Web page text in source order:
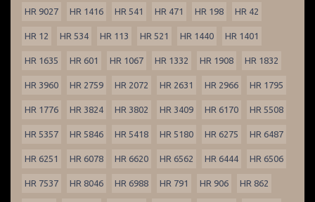
HR 9027 HR 1416 HR 541 HR 471 HR 198 HR 42
HR 12 HR 534 HR 113 HR 521 HR 1440 HR 1401
HR 1635 HR 601 HR 1067 HR 1332 HR 1908 HR 1832
HR 3960 HR 2759 HR 2072 HR 2631 HR 2966 HR 1795
HR 1776 HR 3824 HR 3802 HR 3409 HR 6170 HR 5508
HR 5357 HR 5846 HR 5418 HR 5180 HR 6275 HR 6487
HR 6251 HR 6078 HR 6620 HR 6562 HR 6444 HR 6506
HR 7537 HR 8046 HR 6988 HR 791 HR 906 HR 862